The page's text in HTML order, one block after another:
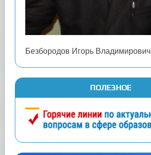
Безбородов Игорь Владимирович
ПОЛЕЗНОЕ